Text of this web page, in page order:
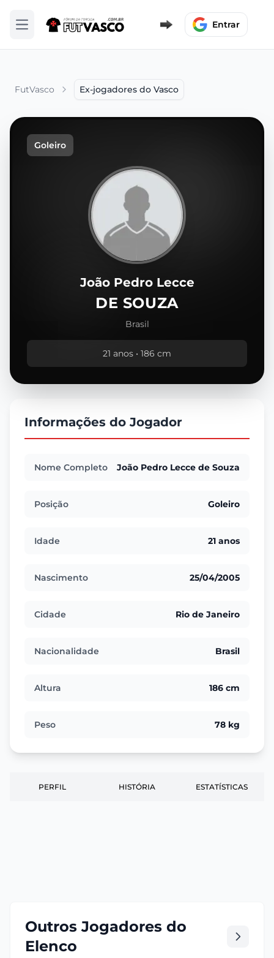
Abrir menu Entrar
FutVasco Ex-jogadores do Vasco
Goleiro
João Pedro Lecce
DE SOUZA
Brasil
21 anos • 186 cm
Informações do Jogador
Nome Completo João Pedro Lecce de Souza
Posição Goleiro
Idade 21 anos
Nascimento 25/04/2005
Cidade Rio de Janeiro
Nacionalidade Brasil
Altura 186 cm
Peso 78 kg
PERFIL HISTÓRIA ESTATÍSTICAS
Outros Jogadores do
Elenco